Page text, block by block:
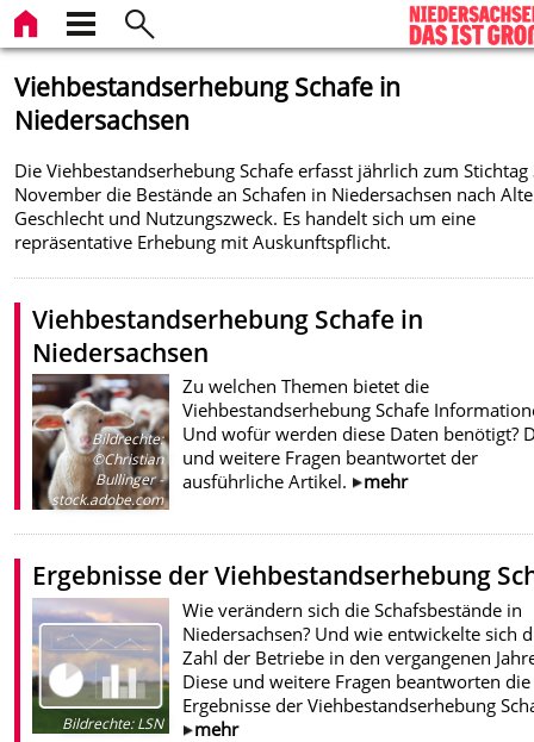
Viehbestandserhebung Schafe in
Niedersachsen
Die Viehbestandserhebung Schafe erfasst jährlich zum Stichtag
November die Bestände an Schafen in Niedersachsen nach
Geschlecht und Nutzungszweck. Es handelt sich um eine
repräsentative Erhebung mit Auskunftspflicht.
Viehbestandserhebung Schafe in
Niedersachsen
Bildrechte:
©Christian
Bullinger -
stock.adobe.com
Zu welchen Themen bietet die
Viehbestandserhebung Schafe
Und wofür werden diese Daten benötigt?
und weitere Fragen beantwortet der
ausführliche Artikel.
mehr
Ergebnisse der Viehbestandserhebung
Bildrechte:LSN
Wie verändern sich die Schafsbestände in
Niedersachsen? Und wie entwickelte sich
Zahl der Betriebe in den vergangenen
Diese und weitere Fragen beantworten die
Ergebnisse der Viehbestandserhebung
mehr